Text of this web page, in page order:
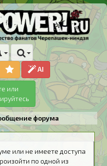
AI
или
форума
или не имеете доступа
по одной из